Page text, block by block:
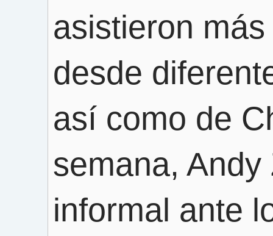
asistieron
desde
así como de
semana,
informal ante